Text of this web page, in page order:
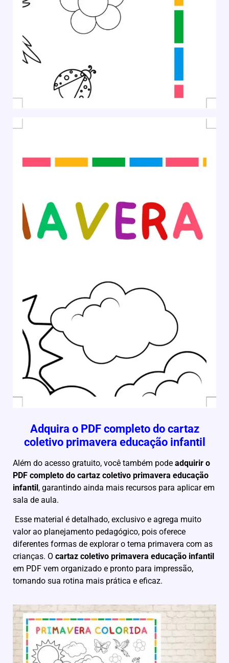
Adquira o PDF completo do cartaz
coletivo primavera educação infantil
Além do acesso gratuito, você também pode adquirir o
PDF completo do cartaz coletivo primavera educação
infantil, garantindo ainda mais recursos para aplicar em
sala de aula.
Esse material é detalhado, exclusivo e agrega muito
valor ao planejamento pedagógico, pois oferece
diferentes formas de explorar o tema primavera com as
crianças. O cartaz coletivo primavera educação infantil
em PDF vem organizado e pronto para impressão,
tornando sua rotina mais prática e eficaz.